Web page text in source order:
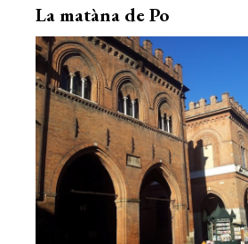
La matàna de Po